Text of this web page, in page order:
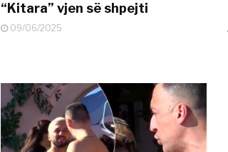
“Kitara” vjen së shpejti
09/06/2025